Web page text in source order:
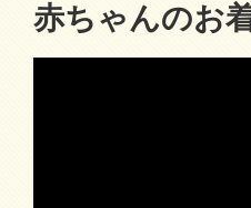
赤ちゃんのお